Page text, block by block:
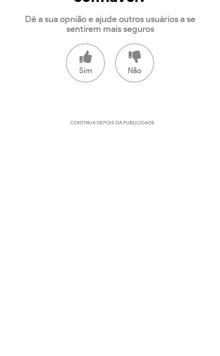
Dê a sua opnião e ajude outros usuários a se
sentirem mais seguros
Sim Não
CONTINUA DEPOIS DA PUBLICIDADE